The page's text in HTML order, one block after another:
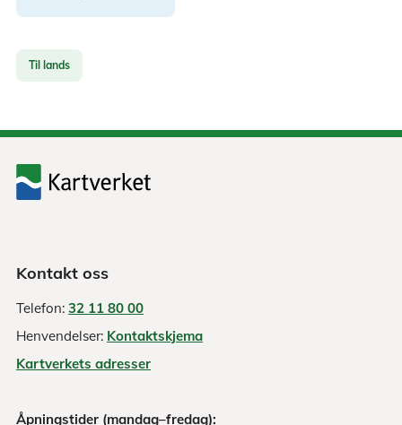
Til lands
Kontakt oss
Telefon: 32 11 80 00
Henvendelser: Kontaktskjema
Kartverkets adresser
Åpningstider (mandag–fredag):